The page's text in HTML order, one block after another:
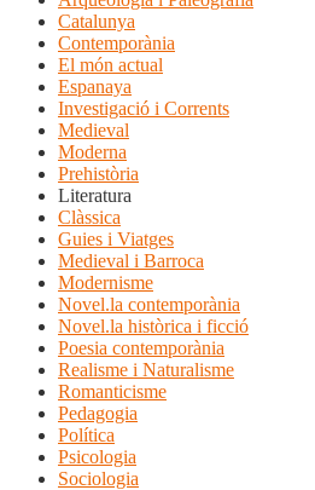
Catalunya
Contemporània
El món actual
Espanaya
Investigació i Corrents
Medieval
Moderna
Prehistòria
Literatura
Clàssica
Guies i Viatges
Medieval i Barroca
Modernisme
Novel.la contemporània
Novel.la històrica i ficció
Poesia contemporània
Realisme i Naturalisme
Romanticisme
Pedagogia
Política
Psicologia
Sociologia